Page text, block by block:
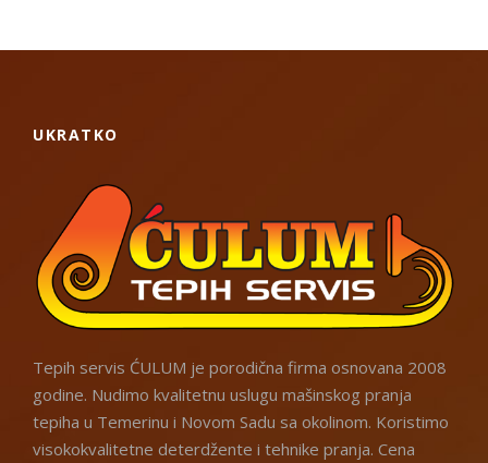
UKRATKO
Tepih servis ĆULUM je porodična firma osnovana 2008
godine. Nudimo kvalitetnu uslugu mašinskog pranja
tepiha u Temerinu i Novom Sadu sa okolinom. Koristimo
visokokvalitetne deterdžente i tehnike pranja. Cena